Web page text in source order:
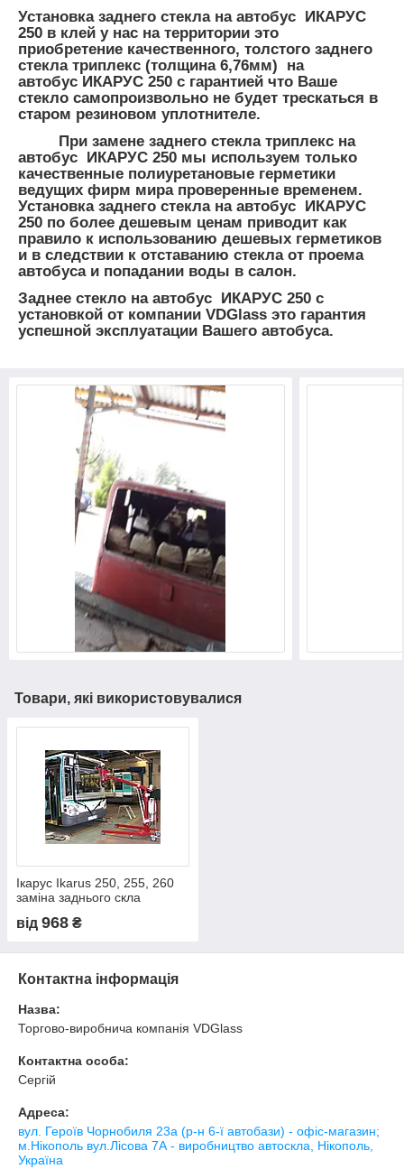
Установка заднего стекла на автобус ИКАРУС
250 в клей у нас на территории это
приобретение качественного, толстого заднего
стекла триплекс (толщина 6,76мм) на
автобус ИКАРУС 250 с гарантией что Ваше
стекло самопроизвольно не будет трескаться в
старом резиновом уплотнителе.
При замене заднего стекла триплекс на
автобус ИКАРУС 250 мы используем только
качественные полиуретановые герметики
ведущих фирм мира проверенные временем.
Установка заднего стекла на автобус ИКАРУС
250 по более дешевым ценам приводит как
правило к использованию дешевых герметиков
и в следствии к отставанию стекла от проема
автобуса и попадании воды в салон.
Заднее стекло на автобус ИКАРУС 250 с
установкой от компании VDGlass это гарантия
успешной эксплуатации Вашего автобуса.
Товари, які використовувалися
Ікарус Ikarus 250, 255, 260
заміна заднього скла
Нікополі, Києві, Дніпрепре
від 968 ₴
Контактна інформація
Назва:
Торгово-виробнича компанія VDGlass
Контактна особа:
Сергій
Адреса:
вул. Героїв Чорнобиля 23а (р-н 6-ї автобази) - офіс-магазин;
м.Нікополь вул.Лісова 7А - виробництво автоскла, Нікополь,
Україна